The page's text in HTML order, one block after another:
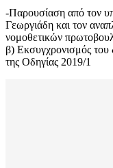
-Παρουσίαση από τον
Γεωργιάδη και τον
νομοθετικών
β) Εκσυγχρονισμός
της Οδηγίας 2019/1